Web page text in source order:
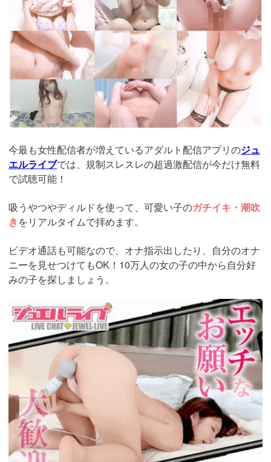
si=jwchatt&pid=MLA5661_0004&pa=lp40.php
今最も女性配信者が増えているアダルト配信アプリのジュ
エルライブでは、規制スレスレの超過激配信が今だけ無料
で試聴可能！
吸うやつやディルドを使って、可愛い子のガチイキ・潮吹
きをリアルタイムで拝めます。
ビデオ通話も可能なので、オナ指示出したり、自分のオナ
ニーを見せつけてもOK！10万人の女の子の中から自分好
みの子を探しましょう。
https://www.j-
live.tv/LiveChat/acs.php?
si=jwchatt&pid=MLA5661_0004&pa=lp40.php